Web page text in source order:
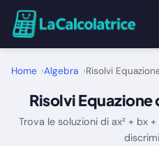
Home
Calcolatrici
Home Algebra Risolvi
Risolvi
Trova le soluzioni di ax² + bx